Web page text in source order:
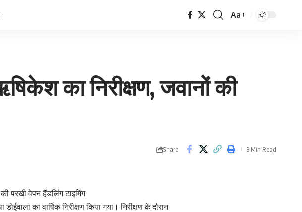
Font
Aa
का निरीक्षण, जवानों की
Share 3 Min Read
परखी वेपन हैंडलिंग टाइमिंग
का वार्षिक निरीक्षण किया गया। निरीक्षण के दौरान